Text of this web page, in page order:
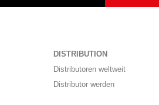
DISTRIBUTION
Distributoren weltweit
Distributor werden